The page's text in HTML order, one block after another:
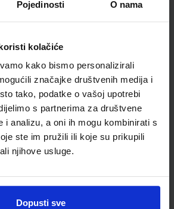
Pojedinosti O nama
kolačiće
kako bismo personalizirali
značajke društvenih medija i
tako, podatke o vašoj upotrebi
s partnerima za društvene
i analizu, a oni ih mogu kombinirati s
ste im pružili ili koje su prikupili
njihove usluge.
Dopusti sve
dimenzije
tip 261
0,85 €